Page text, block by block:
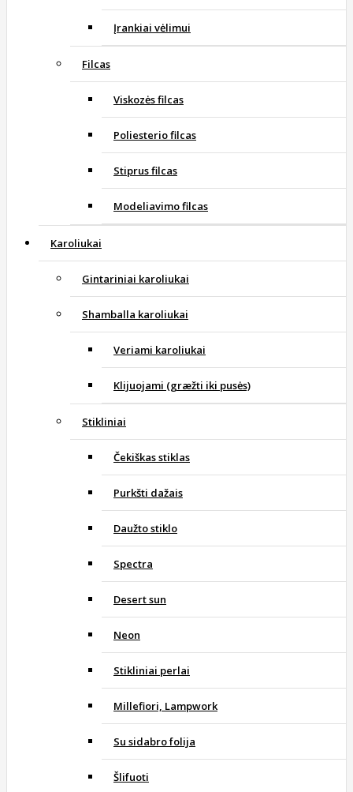
Įrankiai vėlimui
Filcas
Viskozės filcas
Poliesterio filcas
Stiprus filcas
Modeliavimo filcas
Karoliukai
Gintariniai karoliukai
Shamballa karoliukai
Veriami karoliukai
Klijuojami (græžti iki pusės)
Stikliniai
Čekiškas stiklas
Purkšti dažais
Daužto stiklo
Spectra
Desert sun
Neon
Stikliniai perlai
Millefiori, Lampwork
Su sidabro folija
Šlifuoti